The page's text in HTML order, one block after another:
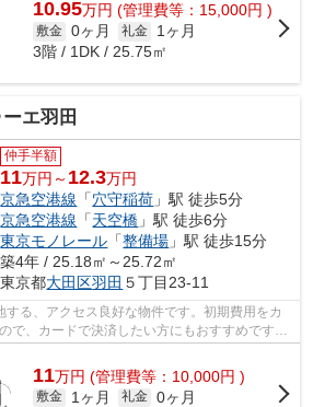
10.95万円 (管理費等：15,000円 )
敷金 0ヶ月 礼金
1ヶ月
3階 / 1DK / 25.75㎡
ーエ羽田
仲手半額
11万円～ 12.3万円
京急空港線 「穴守稲荷 」駅 徒歩5分
京急空港線 「天空橋 」駅 徒歩6分
東京モノレール 「整備場 」駅 徒歩15分
築4年 / 25.18㎡～25.72㎡
東京都大田区羽田 ５丁目23-11
る、アクセス良好な物件です。初期費用をカ
で、カードで決済したい方にもおすすめです。
11万円 (管理費等：10,000円 )
敷金 1ヶ月 礼金 0ヶ月